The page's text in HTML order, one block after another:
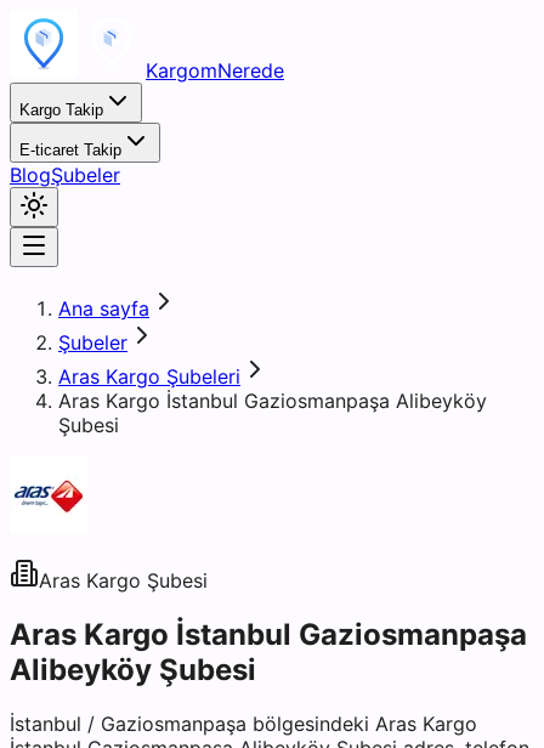
KargomNerede
Kargo Takip
E-ticaret Takip
BlogŞubeler
Ana sayfa
Şubeler
Aras Kargo Şubeleri
Aras Kargo İstanbul Gaziosmanpaşa Alibeyköy
Şubesi
Aras Kargo Şubesi
Aras Kargo İstanbul Gaziosmanpaşa
Alibeyköy Şubesi
İstanbul / Gaziosmanpaşa bölgesindeki Aras Kargo